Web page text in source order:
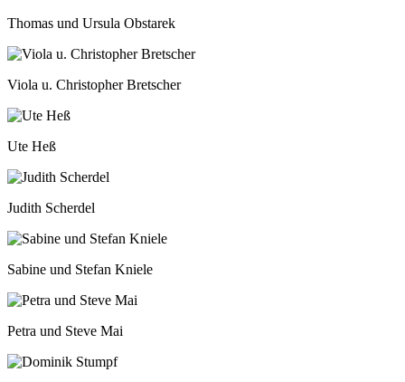
Thomas und Ursula Obstarek
Viola u. Christopher Bretscher
Ute Heß
Judith Scherdel
Sabine und Stefan Kniele
Petra und Steve Mai